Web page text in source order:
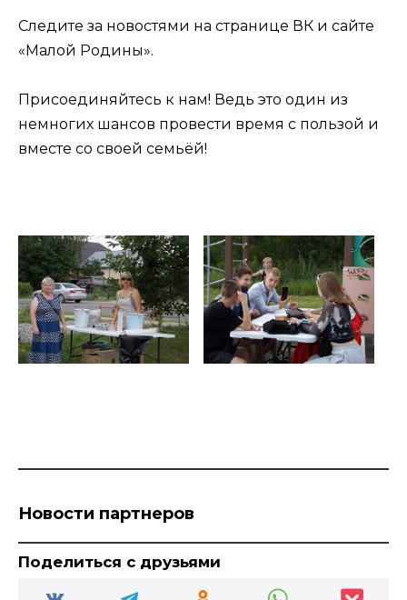
Следите за новостями на странице ВК и сайте
«Малой Родины».
Присоединяйтесь к нам! Ведь это один из
немногих шансов провести время с пользой и
вместе со своей семьёй!
Новости партнеров
Поделиться с друзьями